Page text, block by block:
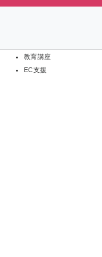
教育講座
EC支援